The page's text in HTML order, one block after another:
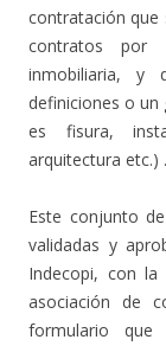
contratación
contratos por
inmobiliaria, y
definiciones o un
es fisura,
arquitectura etc.) .
Este conjunto
validadas y
Indecopi, con
asociación de
formulario